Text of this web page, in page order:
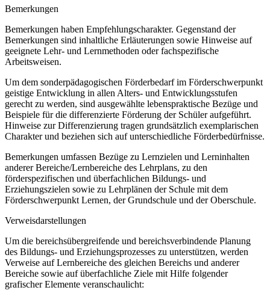
Bemerkungen
Bemerkungen haben Empfehlungscharakter. Gegenstand der
Bemerkungen sind inhaltliche Erläuterungen sowie Hinweise auf
geeignete Lehr- und Lernmethoden oder fachspezifische
Arbeitsweisen.
Um dem sonderpädagogischen Förderbedarf im Förderschwerpunkt
geistige Entwicklung in allen Alters- und Entwicklungsstufen
gerecht zu werden, sind ausgewählte lebenspraktische Bezüge und
Beispiele für die differenzierte Förderung der Schüler aufgeführt.
Hinweise zur Differenzierung tragen grundsätzlich exemplarischen
Charakter und beziehen sich auf unterschiedliche Förderbedürfnisse.
Bemerkungen umfassen Bezüge zu Lernzielen und Lerninhalten
anderer Bereiche/Lernbereiche des Lehrplans, zu den
förderspezifischen und überfachlichen Bildungs- und
Erziehungszielen sowie zu Lehrplänen der Schule mit dem
Förderschwerpunkt Lernen, der Grundschule und der Oberschule.
Verweisdarstellungen
Um die bereichsübergreifende und bereichsverbindende Planung
des Bildungs- und Erziehungsprozesses zu unterstützen, werden
Verweise auf Lernbereiche des gleichen Bereichs und anderer
Bereiche sowie auf überfachliche Ziele mit Hilfe folgender
grafischer Elemente veranschaulicht: